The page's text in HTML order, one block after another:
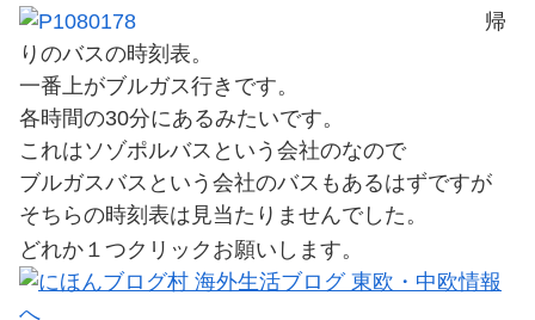
帰
りのバスの時刻表。
一番上がブルガス行きです。
各時間の30分にあるみたいです。
これはソゾポルバスという会社のなので
ブルガスバスという会社のバスもあるはずですが
そちらの時刻表は見当たりませんでした。
どれか１つクリックお願いします。